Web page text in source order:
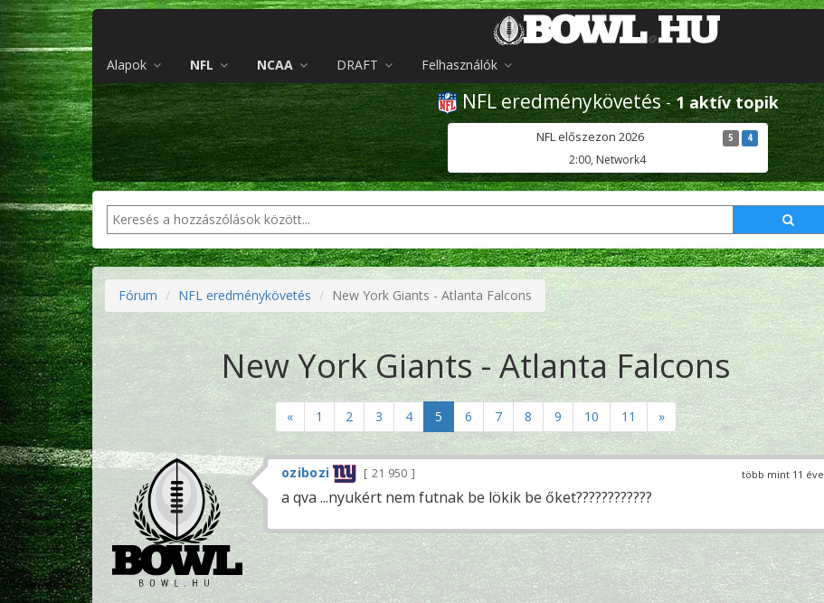
Alapok NFL NCAA DRAFT Felhasználók
NFL eredménykövetés -1 aktív topik
NFL előszezon 2026 5 4
2:00, Network4
Fórum NFL eredménykövetés New York Giants - Atlanta Falcons
New York Giants - Atlanta Falcons
« 1 2 3 4 5 6 7 8 9 10 11 »
több mint 11 éve
ozibozi 21 950
a qva ...nyukért nem futnak be lökik be őket????????????